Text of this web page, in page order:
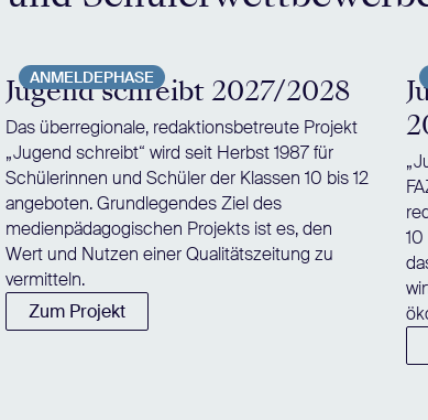
ANMELDEPHASE
Jugend schreibt 2027/2028
Das überregionale, redaktionsbetreute Projekt
„Jugend schreibt“ wird seit Herbst 1987 für
Schülerinnen und Schüler der Klassen 10 bis 12
angeboten. Grundlegendes Ziel des
medienpädagogischen Projekts ist es, den
Wert und Nutzen einer Qualitätszeitung zu
vermitteln.
Zum Projekt